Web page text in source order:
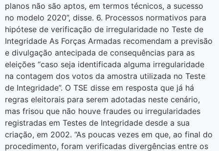
planos não são aptos, em termos técnicos, a sucesso
no modelo 2020”, disse. 6. Processos normativos para
hipótese de verificação de irregularidade no Teste de
Integridade As Forças Armadas recomendam a previsão
e divulgação antecipada de consequências para as
eleições “caso seja identificada alguma irregularidade
na contagem dos votos da amostra utilizada no Teste
de Integridade”. O TSE disse em resposta que já há
regras eleitorais para serem adotadas neste cenário,
mas frisou que não houve fraudes ou irregularidades
registradas em Testes de Integridade desde a sua
criação, em 2002. “As poucas vezes em que, ao final do
procedimento, foram verificadas divergências entre os